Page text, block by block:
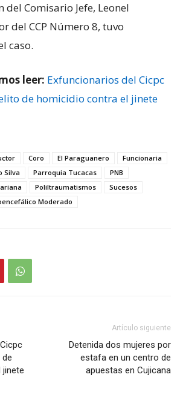
Comisario Jefe, Leonel
del CCP Número 8, tuvo
caso.
leer: Exfuncionarios del Cicpc
de homicidio contra el jinete
Coro El Paraguanero
Funcionaria
Silva Parroquia Tucacas
PNB
Poliltraumatismos
Sucesos
Moderado
Artículo siguiente
Detenida dos mujeres por
estafa en un centro de
apuestas en Cujicana